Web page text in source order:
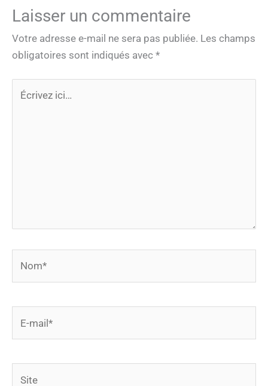
Laisser un commentaire
Votre adresse e-mail ne sera pas publiée. Les champs
obligatoires sont indiqués avec *
mail*